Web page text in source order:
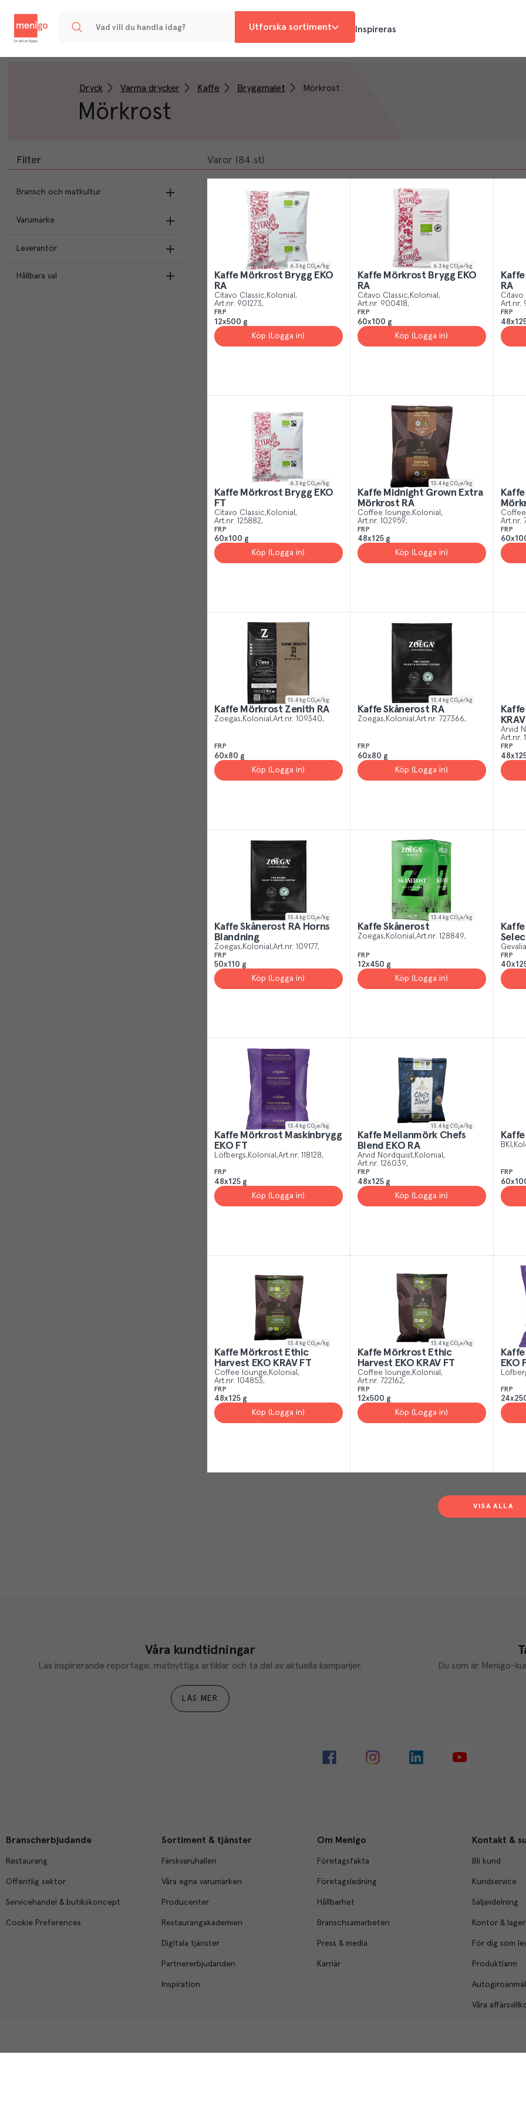
Utforska sortiment Inspireras
Dryck Varma drycker Kaffe Bryggmalet Mörkrost
Mörkrost
Varor (84 st)
6.3 kg CO₂e/kg
Kaffe Mörkrost Brygg EKO
RA
Citavo Classic Kolonial
Art.nr. 901273
FRP
12x500 g
Köp (Logga in)
6.3 kg CO₂e/kg
Kaffe Mörkrost Brygg EKO
RA
Citavo Classic Kolonial
Art.nr. 900418
FRP
60x100 g
Köp (Logga in)
RA
Citavo
Art.nr.
FRP
6.3 kg CO₂e/kg
Kaffe Mörkrost Brygg EKO
FT
Citavo Classic Kolonial
Art.nr. 125882
FRP
60x100 g
Köp (Logga in)
13.4 kg CO₂e/kg
Kaffe Midnight Grown Extra
Mörkrost RA
Coffee lounge Kolonial
Art.nr. 102959
FRP
48x125 g
Köp (Logga in)
Art.nr.
FRP
13.4 kg CO₂e/kg
Kaffe Mörkrost Zenith RA
Zoegas Kolonial Art.nr. 109340
FRP
60x80 g
Köp (Logga in)
13.4 kg CO₂e/kg
Kaffe Skånerost RA
Zoegas Kolonial Art.nr. 727366
FRP
60x80 g
Köp (Logga in)
Arvid
Art.nr.
FRP
13.4 kg CO₂e/kg
Kaffe Skånerost RA Horns
Blandning
Zoegas Kolonial Art.nr. 109177
FRP
50x110 g
Köp (Logga in)
13.4 kg CO₂e/kg
Kaffe Skånerost
Zoegas Kolonial Art.nr. 128849
FRP
12x450 g
Köp (Logga in)
Gevalia
FRP
13.4 kg CO₂e/kg
Kaffe Mörkrost Maskinbrygg
EKO FT
Löfbergs Kolonial Art.nr. 118128
FRP
48x125 g
Köp (Logga in)
13.4 kg CO₂e/kg
Kaffe Mellanmörk Chefs
Blend EKO RA
Arvid Nordquist Kolonial
Art.nr. 126039
FRP
48x125 g
Köp (Logga in)
BKI
FRP
13.4 kg CO₂e/kg
Kaffe Mörkrost Ethic
Harvest EKO KRAV FT
Coffee lounge Kolonial
Art.nr. 104853
FRP
48x125 g
Köp (Logga in)
13.4 kg CO₂e/kg
Kaffe Mörkrost Ethic
Harvest EKO KRAV FT
Coffee lounge Kolonial
Art.nr. 722162
FRP
12x500 g
Köp (Logga in)
EKO
FRP
VISA ALLA
Filter
Bransch och matkultur
Varumärke
Menigos egna varor 5)
Leverantör
Hållbara val
Våra kundtidningar
Läs inspirerande reportage, matnyttiga artiklar och ta del av aktuella kampanjer.
LÄS MER
Du som är Menigo-
Branscherbjudande
Restaurang
Offentlig sektor
Servicehandel & butikskoncept
Cookie Preferences
Sortiment & tjänster
Färskvaruhallen
Våra egna varumärken
Producenter
Restaurangakademien
Digitala tjänster
Partnererbjudanden
Inspiration
Om Menigo
Företagsfakta
Företagsledning
Hållbarhet
Branschsamarbeten
Press & media
Karriär
Kontakt &
Bli kund
Kundservice
Säljavdelning
Kontor & lager
För dig som
Produktlarm
Våra
Yes, I
Reject All